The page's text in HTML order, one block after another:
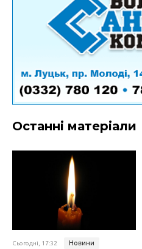
Останні матеріали
Сьогодні, 17:32 Новини